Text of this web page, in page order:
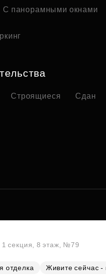
С панорамными окнами
Строящиеся Сдан
секция, 8 этаж, №79
отделка Живите сейчас -